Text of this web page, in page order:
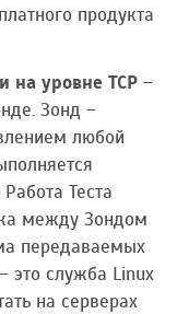
продукта
на уровне TCP –
Зонд –
любой
Теста
между Зондом
передаваемых
это служба Linux
на серверах